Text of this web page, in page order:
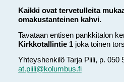
Kaikki ovat tervetulleita
omakustanteinen kahvi.
Tavataan entisen pankkitalon
Kirkkotallintie 1 joka toinen
Yhteyshenkilö Tarja Piili, p. 050
at.piili@kolumbus.fi